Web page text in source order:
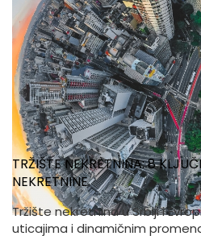
TRŽIŠTE NEKRETNINA: 8
NEKRETNINE
Tržište nekretnina u Srbiji i
uticajima i dinamičnim